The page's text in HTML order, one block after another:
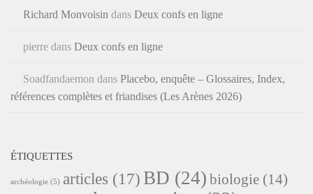
Richard Monvoisin dans Deux confs en ligne
pierre dans Deux confs en ligne
Soadfandaemon dans Placebo, enquête – Glossaires, Index,
références complètes et friandises (Les Arènes 2026)
ÉTIQUETTES
archéologie (5) articles (17) BD (24) biologie (14)